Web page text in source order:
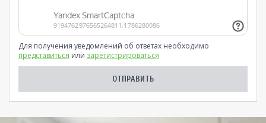
Для получения уведомлений об ответах необходимо
представиться или зарегистрироваться